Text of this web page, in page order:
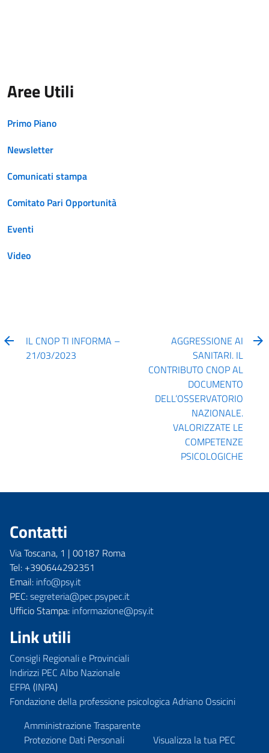
Aree Utili
Primo Piano
Newsletter
Comunicati stampa
Comitato Pari Opportunità
Eventi
Video
IL CNOP TI INFORMA –
21/03/2023
AGGRESSIONE AI
SANITARI. IL
CONTRIBUTO CNOP AL
DOCUMENTO
DELL’OSSERVATORIO
NAZIONALE.
VALORIZZATE LE
COMPETENZE
PSICOLOGICHE
Contatti
Via Toscana, 1 | 00187 Roma
Tel: +390644292351
Email: info@psy.it
PEC:segreteria@pec.psypec.it
Ufficio Stampa: informazione@psy.it
Link utili
Consigli Regionali e Provinciali
Indirizzi PEC Albo Nazionale
EFPA (INPA)
Fondazione della professione psicologica Adriano Ossicini
Amministrazione Trasparente
Protezione Dati Personali
Visualizza la tua PEC